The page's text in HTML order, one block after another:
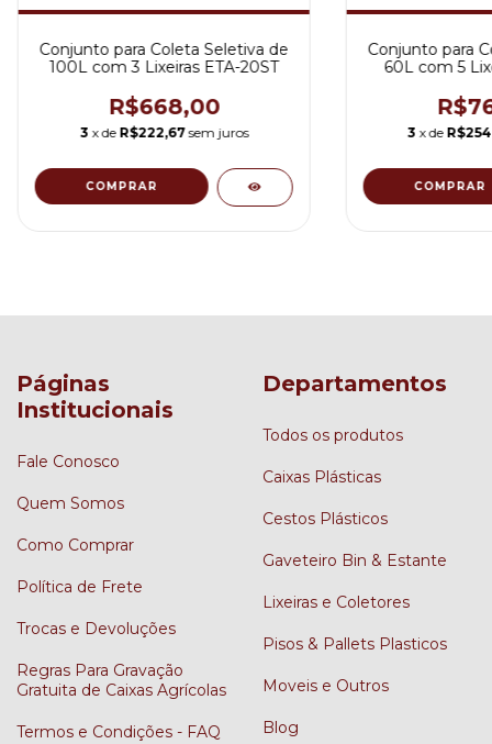
Conjunto para Coleta Seletiva de
100L com 3 Lixeiras ETA-20ST
R$668,00
3 x de R$222,67 sem juros
Conjunto para
60L com 5
3 x de
Páginas
Institucionais
Fale Conosco
Quem Somos
Como Comprar
Política de Frete
Trocas e Devoluções
Regras Para Gravação
Gratuita de Caixas Agrícolas
Termos e Condições - FAQ
Departamentos
Todos os produtos
Caixas Plásticas
Cestos Plásticos
Gaveteiro Bin & Estante
Lixeiras e Coletores
Pisos & Pallets Plasticos
Moveis e Outros
Blog